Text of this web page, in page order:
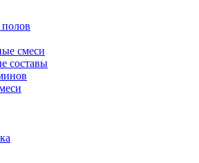
смеси
составы